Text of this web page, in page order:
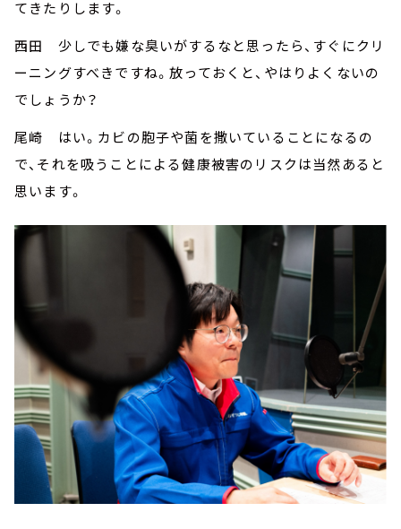
てきたりします。
西田 少しでも嫌な臭いがするなと思ったら、すぐにクリ
ーニングすべきですね。放っておくと、やはりよくないの
でしょうか？
尾崎 はい。カビの胞子や菌を撒いていることになるの
で、それを吸うことによる健康被害のリスクは当然あると
思います。